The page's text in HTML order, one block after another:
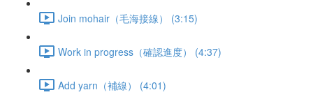
Join mohair（毛海接線） (3:15)
Work in progress（確認進度） (4:37)
Add yarn（補線） (4:01)